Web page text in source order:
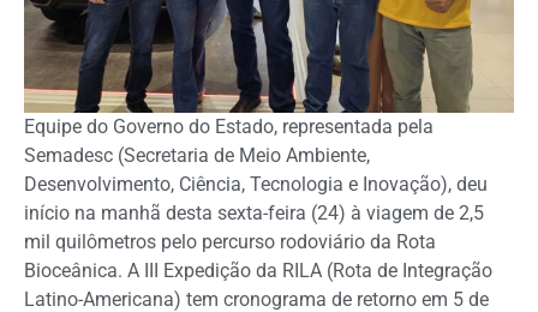
Equipe do Governo do Estado, representada pela
Semadesc (Secretaria de Meio Ambiente,
Desenvolvimento, Ciência, Tecnologia e Inovação), deu
início na manhã desta sexta-feira (24) à viagem de 2,5
mil quilômetros pelo percurso rodoviário da Rota
Bioceânica. A III Expedição da RILA (Rota de Integração
Latino-Americana) tem cronograma de retorno em 5 de